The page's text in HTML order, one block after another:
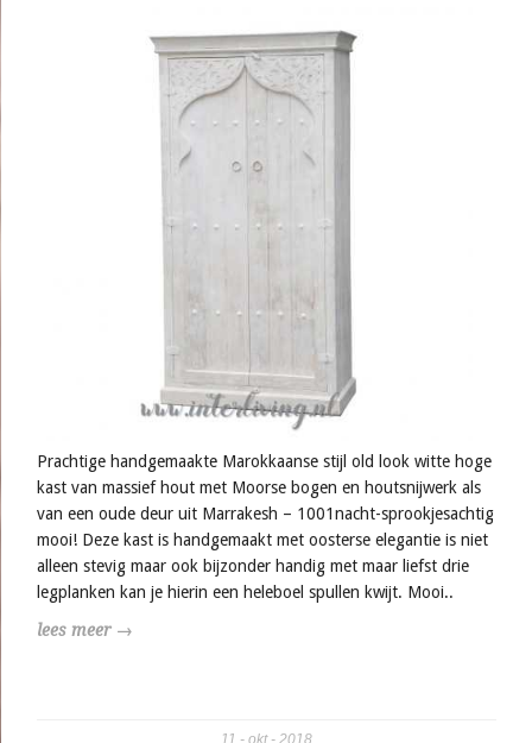
Prachtige handgemaakte Marokkaanse stijl old look witte hoge
kast van massief hout met Moorse bogen en houtsnijwerk als
van een oude deur uit Marrakesh – 1001nacht-sprookjesachtig
mooi! Deze kast is handgemaakt met oosterse elegantie is niet
alleen stevig maar ook bijzonder handig met maar liefst drie
legplanken kan je hierin een heleboel spullen kwijt. Mooi..
lees meer →
11 okt 2018